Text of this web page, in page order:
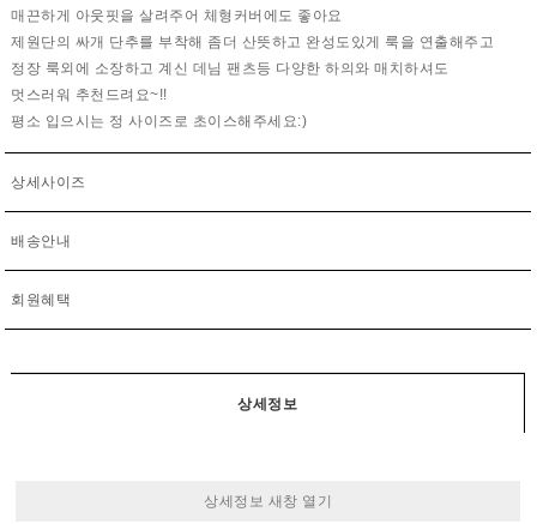
매끈하게 아웃핏을 살려주어 체형커버에도 좋아요
제원단의 싸개 단추를 부착해 좀더 산뜻하고 완성도있게 룩을 연출해주고
정장 룩외에 소장하고 계신 데님 팬츠등 다양한 하의와 매치하셔도
멋스러워 추천드려요~!!
평소 입으시는 정 사이즈로 초이스해주세요:)
상세사이즈
배송안내
회원혜택
상세정보
상세정보 새창 열기